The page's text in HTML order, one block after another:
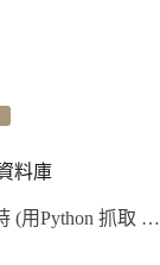
料庫
(用Python 抓取 …